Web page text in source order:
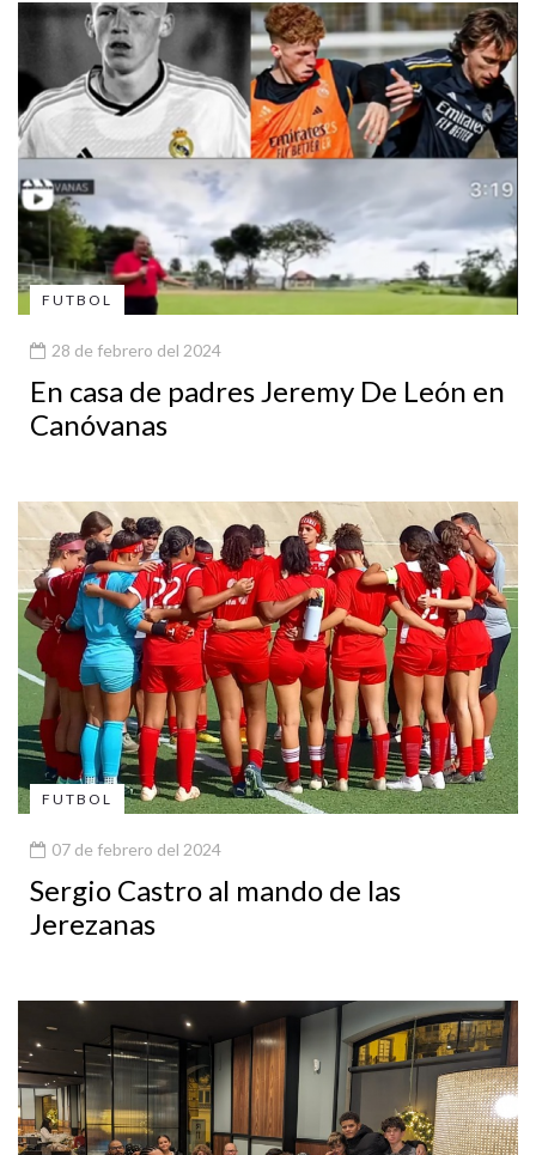
FUTBOL
28 de febrero del 2024
En casa de padres Jeremy De León en
Canóvanas
FUTBOL
07 de febrero del 2024
Sergio Castro al mando de las
Jerezanas